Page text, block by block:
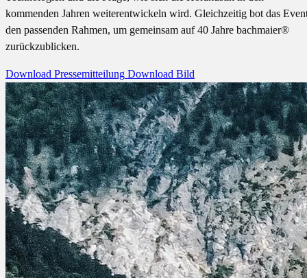
kommenden Jahren weiterentwickeln wird. Gleichzeitig bot das
den passenden Rahmen, um gemeinsam auf 40 Jahre bachmaier®
zurückzublicken.
Download Pressemitteilung Download Bild